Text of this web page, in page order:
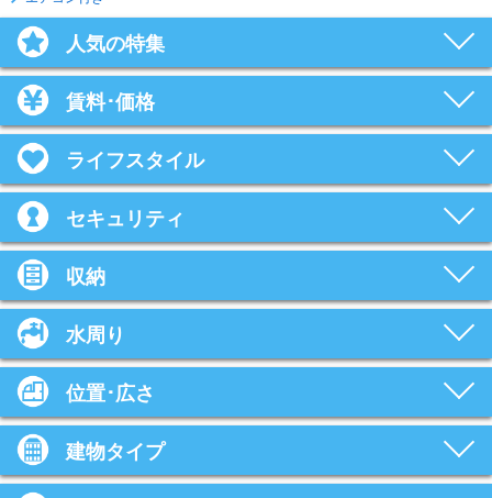
人気の特集
賃料･価格
ライフスタイル
セキュリティ
収納
水周り
位置･広さ
建物タイプ